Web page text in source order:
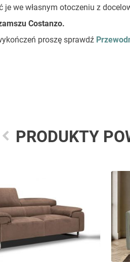
we własnym otoczeniu z
Costanzo.
proszę sprawdź
PRODUKTY